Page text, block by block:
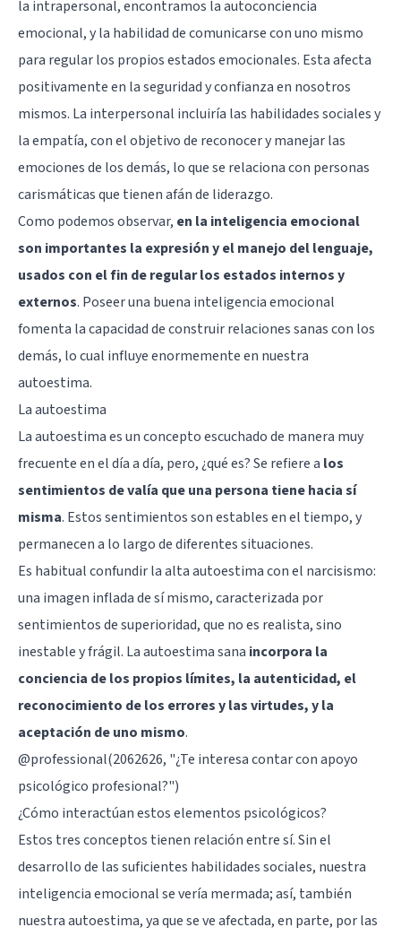
la intrapersonal, encontramos la autoconciencia
emocional, y la habilidad de comunicarse con uno mismo
para regular los propios estados emocionales. Esta afecta
positivamente en la seguridad y confianza en nosotros
mismos. La interpersonal incluiría las habilidades sociales y
la empatía, con el objetivo de reconocer y manejar las
emociones de los demás, lo que se relaciona con personas
carismáticas que tienen afán de liderazgo.
Como podemos observar, en la inteligencia emocional
son importantes la expresión y el manejo del lenguaje,
usados con el fin de regular los estados internos y
externos. Poseer una buena inteligencia emocional
fomenta la capacidad de construir relaciones sanas con los
demás, lo cual influye enormemente en nuestra
autoestima.
La autoestima
Laautoestimaes un concepto escuchado de manera muy
frecuente en el día a día, pero, ¿qué es? Se refiere a los
sentimientos de valía que una persona tiene hacia sí
misma. Estos sentimientos son estables en el tiempo, y
permanecen a lo largo de diferentes situaciones.
Es habitual confundir la alta autoestima con el narcisismo:
una imagen inflada de sí mismo, caracterizada por
sentimientos de superioridad, que no es realista, sino
inestable y frágil. La autoestima sana incorpora la
conciencia de los propios límites, la autenticidad, el
reconocimiento de los errores y las virtudes, y la
aceptación de uno mismo.
@professional(2062626, "¿Te interesa contar con apoyo
psicológico profesional?")
¿Cómo interactúan estos elementos psicológicos?
Estos tres conceptos tienen relación entre sí. Sin el
desarrollo de las suficientes habilidades sociales, nuestra
inteligencia emocional se vería mermada; así, también
nuestra autoestima, ya que se ve afectada, en parte, por las